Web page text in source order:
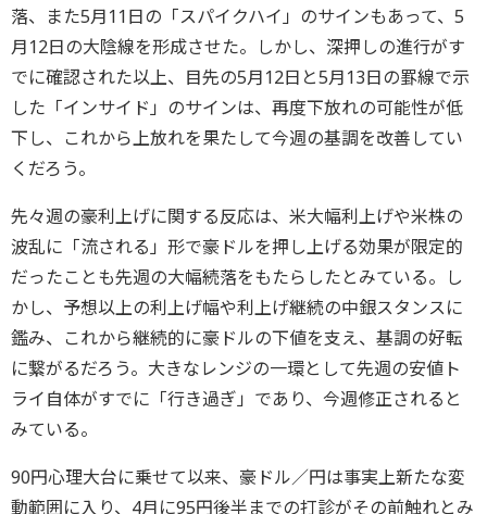
落、また5月11日の「スパイクハイ」のサインもあって、5
月12日の大陰線を形成させた。しかし、深押しの進行がす
でに確認された以上、目先の5月12日と5月13日の罫線で示
した「インサイド」のサインは、再度下放れの可能性が低
下し、これから上放れを果たして今週の基調を改善してい
くだろう。
先々週の豪利上げに関する反応は、米大幅利上げや米株の
波乱に「流される」形で豪ドルを押し上げる効果が限定的
だったことも先週の大幅続落をもたらしたとみている。し
かし、予想以上の利上げ幅や利上げ継続の中銀スタンスに
鑑み、これから継続的に豪ドルの下値を支え、基調の好転
に繋がるだろう。大きなレンジの一環として先週の安値ト
ライ自体がすでに「行き過ぎ」であり、今週修正されると
みている。
90円心理大台に乗せて以来、豪ドル／円は事実上新たな変
動範囲に入り、4月に95円後半までの打診がその前触れとみ